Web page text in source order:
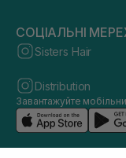
СОЦІАЛЬНІ
Sisters Hair
Distribution
Завантажуйте